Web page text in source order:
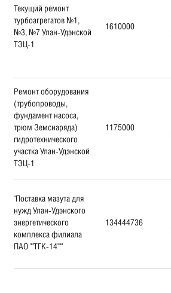
Текущий ремонт
турбоагрегатов №1,
№3, №7 Улан-Удэнской
ТЭЦ-1
1610000
Ремонт оборудования
(трубопроводы,
фундамент насоса,
трюм Земснаряда)
гидротехнического
участка Улан-Удэнской
ТЭЦ-1
1175000
"Поставка мазута для
нужд Улан-Удэнского
энергетического
комплекса филиала
ПАО ""ТГК-14"""
134444736